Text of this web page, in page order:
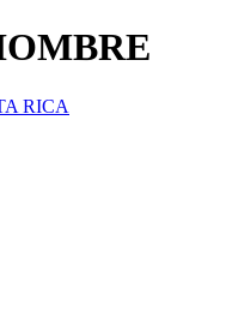
RICA